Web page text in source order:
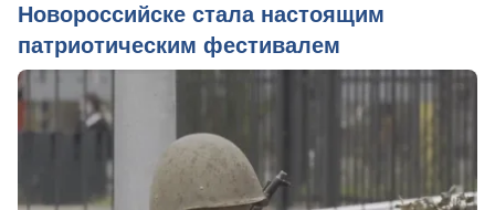
Новороссийске стала настоящим
патриотическим фестивалем